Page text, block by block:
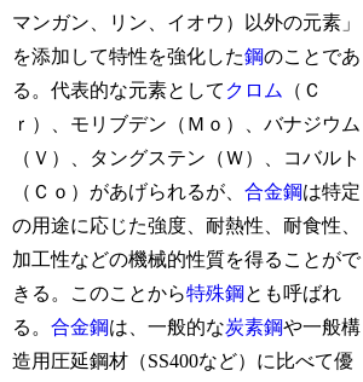
マンガン、リン、イオウ）以外の元素」
を添加して特性を強化した鋼のことであ
る。代表的な元素として クロム
（Ｃ
ｒ）、モリブデン（Ｍｏ）、バナジウム
（Ｖ）、タングステン（Ｗ）、コバルト
（Ｃｏ）があげられるが、合金鋼は特定
の用途に応じた強度、耐熱性、耐食性、
加工性などの機械的性質を得ることがで
きる。このことから特殊鋼 とも呼ばれ
る。合金鋼は、一般的な炭素鋼や一般構
造用圧延鋼材（SS400など）に比べて優